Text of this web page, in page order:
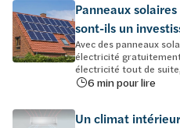
Panneaux
sont-ils un
Avec des panneaux
électricité
électricité tout de
6 min pour lire
Un climat